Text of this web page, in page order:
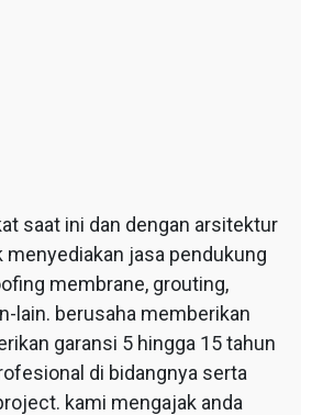
saat ini dan dengan arsitektur
jasa pendukung
membrane, grouting,
lain. berusaha memberikan
garansi 5 hingga 15 tahun
di bidangnya serta
kami mengajak anda